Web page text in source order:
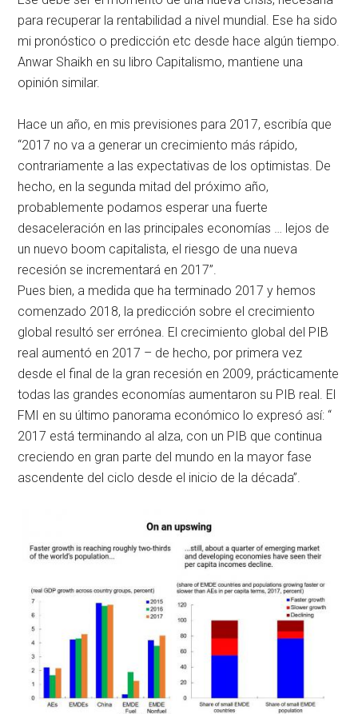
para recuperar la rentabilidad a nivel mundial. Ese ha sido
mi pronóstico o predicción etc desde hace algún tiempo.
Anwar Shaikh en su libro Capitalismo, mantiene una
opinión similar.
Hace un año, en mis previsiones para 2017, escribía que
“2017 no va a generar un crecimiento más rápido,
contrariamente a las expectativas de los optimistas. De
hecho, en la segunda mitad del próximo año,
probablemente podamos esperar una fuerte
desaceleración en las principales economías … lejos de
un nuevo boom capitalista, el riesgo de una nueva
recesión se incrementará en 2017”.
Pues bien, a medida que ha terminado 2017 y hemos
comenzado 2018, la predicción sobre el crecimiento
global resultó ser errónea. El crecimiento global del PIB
real aumentó en 2017 – de hecho, por primera vez
desde el final de la gran recesión en 2009, prácticamente
todas las grandes economías aumentaron su PIB real. El
FMI en su último panorama económico lo expresó así: “
2017 está terminando al alza, con un PIB que continua
creciendo en gran parte del mundo en la mayor fase
ascendente del ciclo desde el inicio de la década”.